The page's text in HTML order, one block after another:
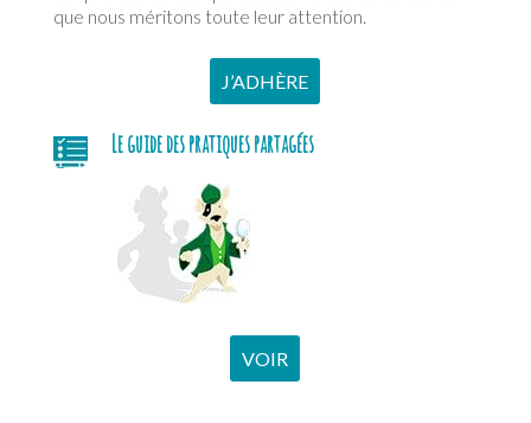
que nous méritons toute leur attention.
J’ADHÈRE
Le guide des pratiques partagées
VOIR